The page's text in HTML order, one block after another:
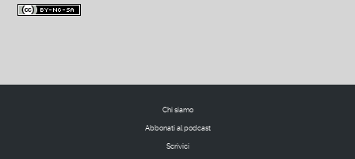
Chi siamo
Abbonati al podcast
Scrivici